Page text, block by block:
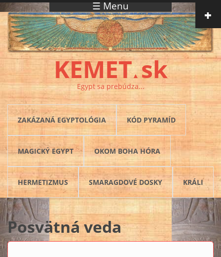
Skočiť na hlavný obsah ☰ Menu
KEMET▲ sk
Egypt sa prebúdza...
ZAKÁZANÁ EGYPTOLÓGIA KÓD PYRAMÍD
MAGICKÝ EGYPT OKOM BOHA HÓRA
HERMETIZMUS SMARAGDOVÉ DOSKY KRÁLI
Posvätná veda